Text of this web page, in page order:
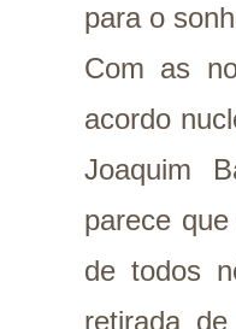
para o
Com as
acordo
Joaquim
parece
de todos
retirada